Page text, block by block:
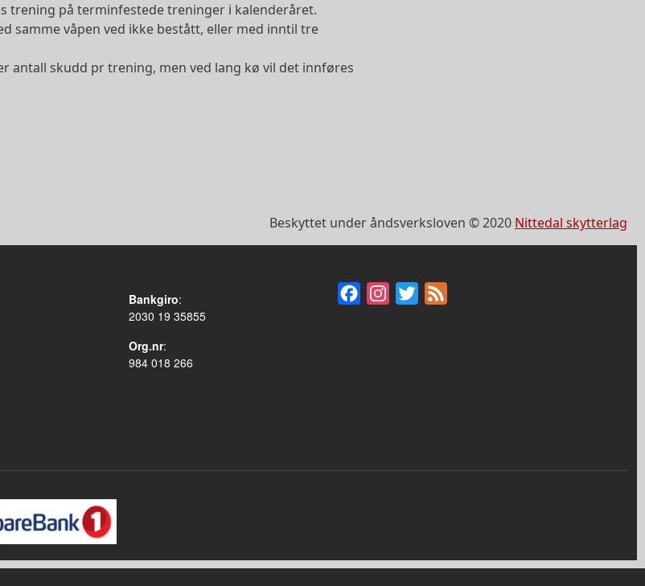
trening på terminfestede treninger i kalenderåret.
samme våpen ved ikke bestått, eller med inntil tre
antall skudd pr trening, men ved lang kø vil det innføres
Beskyttet under åndsverksloven © 2020 Nittedal skytterlag
Bankgiro:
2030 19 35855
Org.nr:
984 018 266
FacebookInstagram
Twitter